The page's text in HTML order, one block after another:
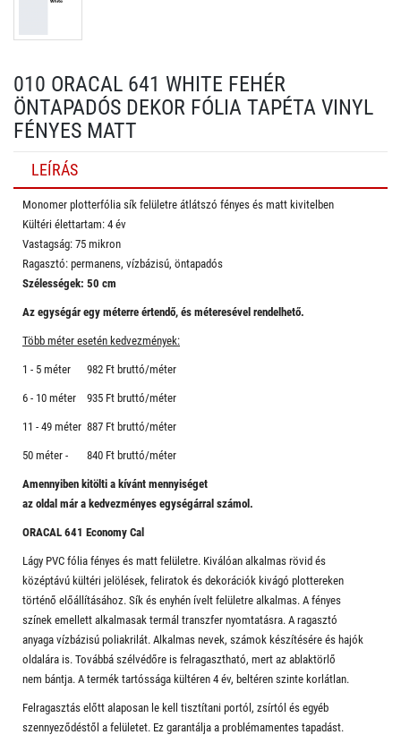
010 ORACAL 641 WHITE FEHÉR
ÖNTAPADÓS DEKOR FÓLIA TAPÉTA VINYL
FÉNYES MATT
LEÍRÁS
Monomer plotterfólia sík felületre átlátszó fényes és matt kivitelben
Kültéri élettartam: 4 év
Vastagság: 75 mikron
Ragasztó: permanens, vízbázisú, öntapadós
Szélességek: 50 cm
Az egységár egy méterre értendő, és méteresével rendelhető.
Több méter esetén kedvezmények:
1 - 5 méter 982 Ft bruttó/méter
6 - 10 méter 935 Ft bruttó/méter
11 - 49 méter 887 Ft bruttó/méter
50 méter - 840 Ft bruttó/méter
Amennyiben kitölti a kívánt mennyiséget
az oldal már a kedvezményes egységárral számol.
ORACAL 641 Economy Cal
Lágy PVC fólia fényes és matt felületre. Kiválóan alkalmas rövid és
középtávú kültéri jelölések, feliratok és dekorációk kivágó plottereken
történő előállításához. Sík és enyhén ívelt felületre alkalmas. A fényes
színek emellett alkalmasak termál transzfer nyomtatásra. A ragasztó
anyaga vízbázisú poliakrilát. Alkalmas nevek, számok készítésére és hajók
oldalára is. Továbbá szélvédőre is felragasztható, mert az ablaktörlő
nem bántja. A termék tartóssága kültéren 4 év, beltéren szinte korlátlan.
Felragasztás előtt alaposan le kell tisztítani portól, zsírtól és egyéb
szennyeződéstől a felületet. Ez garantálja a problémamentes tapadást.